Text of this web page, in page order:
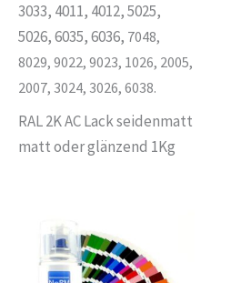
3033, 4011, 4012, 5025,
5026, 6035, 6036, 7048,
8029, 9022, 9023, 1026, 2005,
2007, 3024, 3026, 6038.
RAL 2K AC Lack seidenmatt
matt oder glänzend 1Kg